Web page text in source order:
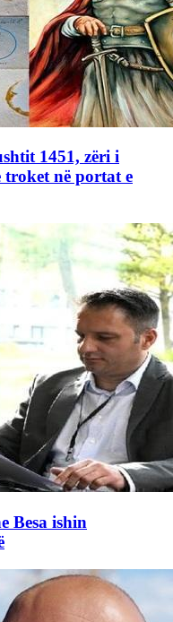
1451, zëri i
troket në portat e
Besa ishin